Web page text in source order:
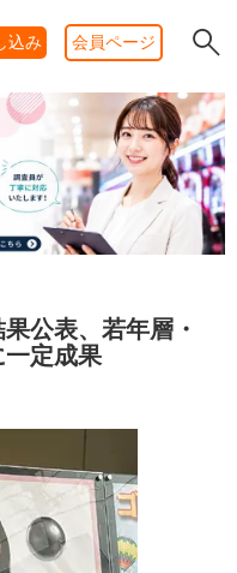
込み 会員ページ
公表、若年層・
定成果